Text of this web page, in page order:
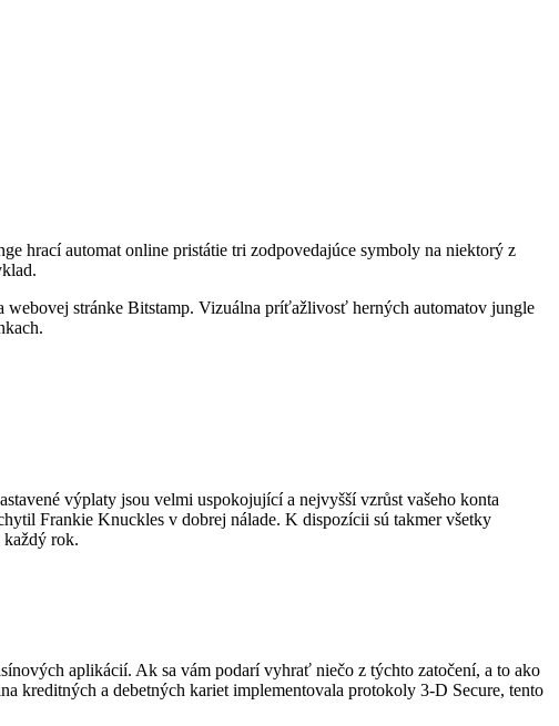
hrací automat online pristátie tri zodpovedajúce symboly na niektorý z
stránke Bitstamp. Vizuálna príťažlivosť herných automatov jungle
výplaty jsou velmi uspokojující a nejvyšší vzrůst vašeho konta
Frankie Knuckles v dobrej nálade. K dispozícii sú takmer všetky
každý rok.
aplikácií. Ak sa vám podarí vyhrať niečo z týchto zatočení, a to ako
kreditných a debetných kariet implementovala protokoly 3-D Secure, tento